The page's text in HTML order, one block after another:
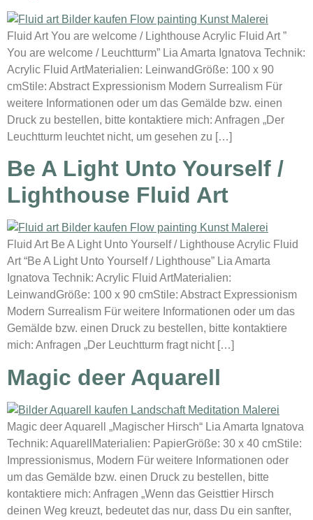
Fluid Art You are welcome / Lighthouse Acrylic Fluid Art ”
You are welcome / Leuchtturm” Lia Amarta Ignatova Technik:
Acrylic Fluid ArtMaterialien: LeinwandGröße: 100 x 90
cmStile: Abstract Expressionism Modern Surrealism Für
weitere Informationen oder um das Gemälde bzw. einen
Druck zu bestellen, bitte kontaktiere mich: Anfragen „Der
Leuchtturm leuchtet nicht, um gesehen zu […]
Be A Light Unto Yourself /
Lighthouse Fluid Art
Fluid Art Be A Light Unto Yourself / Lighthouse Acrylic Fluid
Art “Be A Light Unto Yourself / Lighthouse” Lia Amarta
Ignatova Technik: Acrylic Fluid ArtMaterialien:
LeinwandGröße: 100 x 90 cmStile: Abstract Expressionism
Modern Surrealism Für weitere Informationen oder um das
Gemälde bzw. einen Druck zu bestellen, bitte kontaktiere
mich: Anfragen „Der Leuchtturm fragt nicht […]
Magic deer Aquarell
Magic deer Aquarell „Magischer Hirsch“ Lia Amarta Ignatova
Technik: AquarellMaterialien: PapierGröße: 30 x 40 cmStile:
Impressionismus, Modern Für weitere Informationen oder
um das Gemälde bzw. einen Druck zu bestellen, bitte
kontaktiere mich: Anfragen „Wenn das Geisttier Hirsch
deinen Weg kreuzt, bedeutet das nur, dass Du ein sanfter,